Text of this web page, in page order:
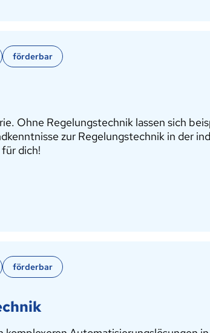
förderbar
Ohne Regelungstechnik lassen sich
zur Regelungstechnik in der
dich!
förderbar